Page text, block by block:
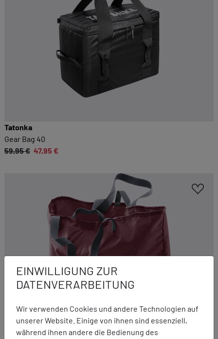
EINWILLIGUNG ZUR
DATENVERARBEITUNG
Wir verwenden Cookies und andere Technologien auf
unserer Website. Einige von ihnen sind essenziell,
während ihnen andere die Bedienung des
Tatonka
Gear Bag 40
59,95 € 47,95 €